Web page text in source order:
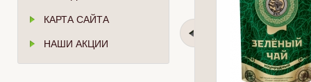
КАРТА САЙТА
НАШИ АКЦИИ